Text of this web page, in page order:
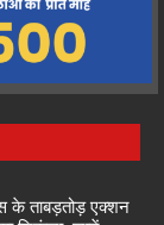
ताबड़तोड़ एक्शन